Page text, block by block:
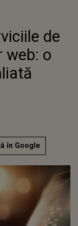
de
web: o
în Google